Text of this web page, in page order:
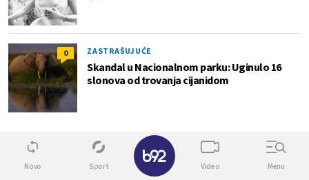
0 ZASTRAŠUJUĆE
Skandal u Nacionalnom parku: Uginulo 16
slonova od trovanja cijanidom
Superžena
Novo Sport Video Menu
✕